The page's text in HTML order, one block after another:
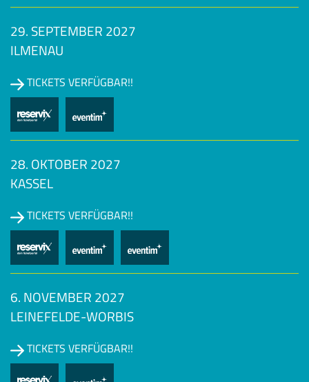
29. SEPTEMBER 2027
ILMENAU
TICKETS VERFÜGBAR!!
28. OKTOBER 2027
KASSEL
TICKETS VERFÜGBAR!!
6. NOVEMBER 2027
LEINEFELDE-WORBIS
TICKETS VERFÜGBAR!!